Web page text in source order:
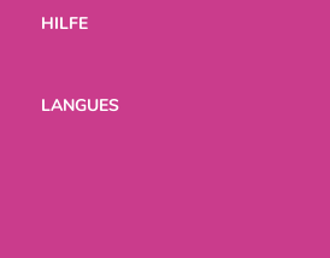
HILFE
LANGUES